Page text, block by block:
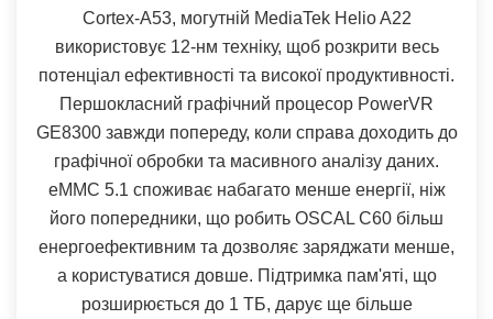
Cortex-A53, могутній MediaTek Helio A22
використовує 12-нм техніку, щоб розкрити весь
потенціал ефективності та високої продуктивності.
Першокласний графічний процесор PowerVR
GE8300 завжди попереду, коли справа доходить до
графічної обробки та масивного аналізу даних.
eMMC 5.1 споживає набагато менше енергії, ніж
його попередники, що робить OSCAL C60 більш
енергоефективним та дозволяє заряджати менше,
а користуватися довше. Підтримка пам'яті, що
розширюється до 1 ТБ, дарує ще більше